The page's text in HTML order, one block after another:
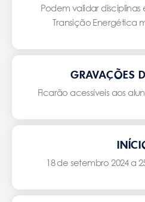
Podem validar
Transição Energética
GRAVAÇÕES
Ficarão acessíveis aos
18 de setembro 2024 a